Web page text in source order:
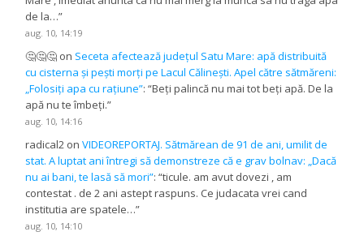
de la…”
aug. 10, 14:19
🤔🤔🤔 on Seceta afectează județul Satu Mare: apă distribuită
cu cisterna și pești morți pe Lacul Călinești. Apel către sătmăreni:
„Folosiți apa cu rațiune”: “Beți palincă nu mai tot beți apă. De la
apă nu te îmbeți.”
aug. 10, 14:16
radical2 onVIDEOREPORTAJ. Sătmărean de 91 de ani, umilit de
stat. A luptat ani întregi să demonstreze că e grav bolnav: „Dacă
nu ai bani, te lasă să mori”: “ticule. am avut dovezi , am
contestat . de 2 ani astept raspuns. Ce judacata vrei cand
institutia are spatele…”
aug. 10, 14:10